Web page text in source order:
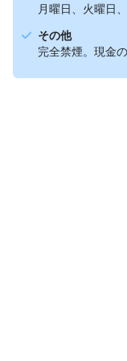
月曜日、火曜日
その他
完全禁煙。現金